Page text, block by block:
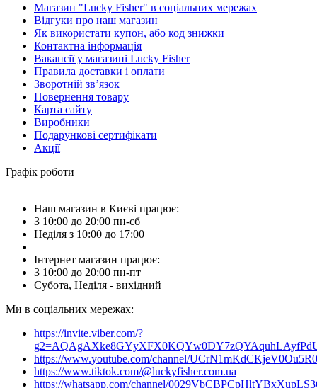
Магазин "Lucky Fisher" в соціальних мережах
Відгуки про наш магазин
Як використати купон, або код знижки
Контактна інформація
Вакансії у магазині Lucky Fisher
Правила доставки і оплати
Зворотній зв’язок
Повернення товару
Карта сайту
Виробники
Подарункові сертифікати
Акції
Графік роботи
Наш магазин в Києві працює:
З 10:00 до 20:00 пн-сб
Неділя з 10:00 до 17:00
Інтернет магазин працює:
З 10:00 до 20:00 пн-пт
Субота, Неділя - вихідний
Ми в соціальних мережах:
https://invite.viber.com/?
https://www.youtube.com/channel/
https://www.tiktok.com/@luckyfisher.com.ua
https://whatsapp.com/channel/